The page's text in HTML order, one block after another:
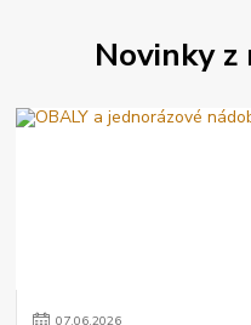
Novinky
07.06.2026